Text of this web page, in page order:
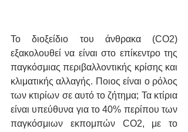
Το διοξείδιο του άνθρακα (CΟ2)
εξακολουθεί να είναι στο επίκεντρο της
παγκόσμιας περιβαλλοντικής κρίσης και
κλιματικής αλλαγής. Ποιος είναι ο ρόλος
των κτιρίων σε αυτό το ζήτημα; Τα κτίρια
είναι υπεύθυνα για το 40% περίπου των
παγκόσμιων εκπομπών CO2, με το